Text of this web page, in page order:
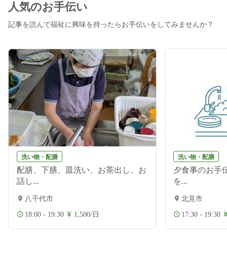
人気のお手伝い
記事を読んで福祉に興味を持ったらお手伝いをしてみませんか？
洗い物・配膳
配膳、下膳、皿洗い、お茶出し、お
話し...
八千代市
18:00 - 19:30 1,500/日
洗い物・配膳
夕食事のお手
を...
北見市
17:30 - 19:30